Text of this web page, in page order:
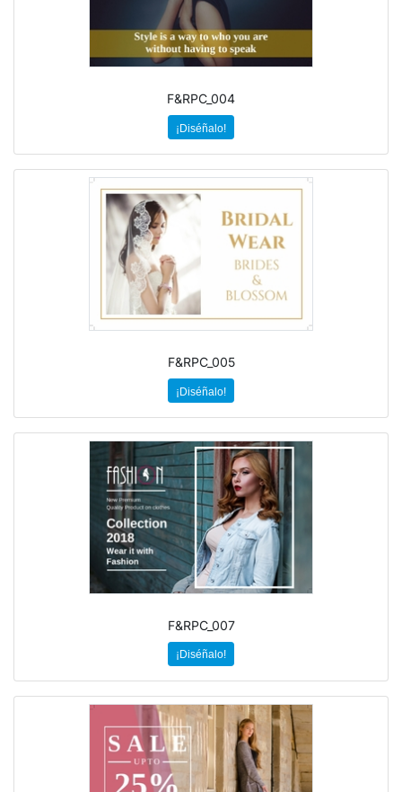
F&RPC_004
¡Diséñalo!
F&RPC_005
¡Diséñalo!
F&RPC_007
¡Diséñalo!